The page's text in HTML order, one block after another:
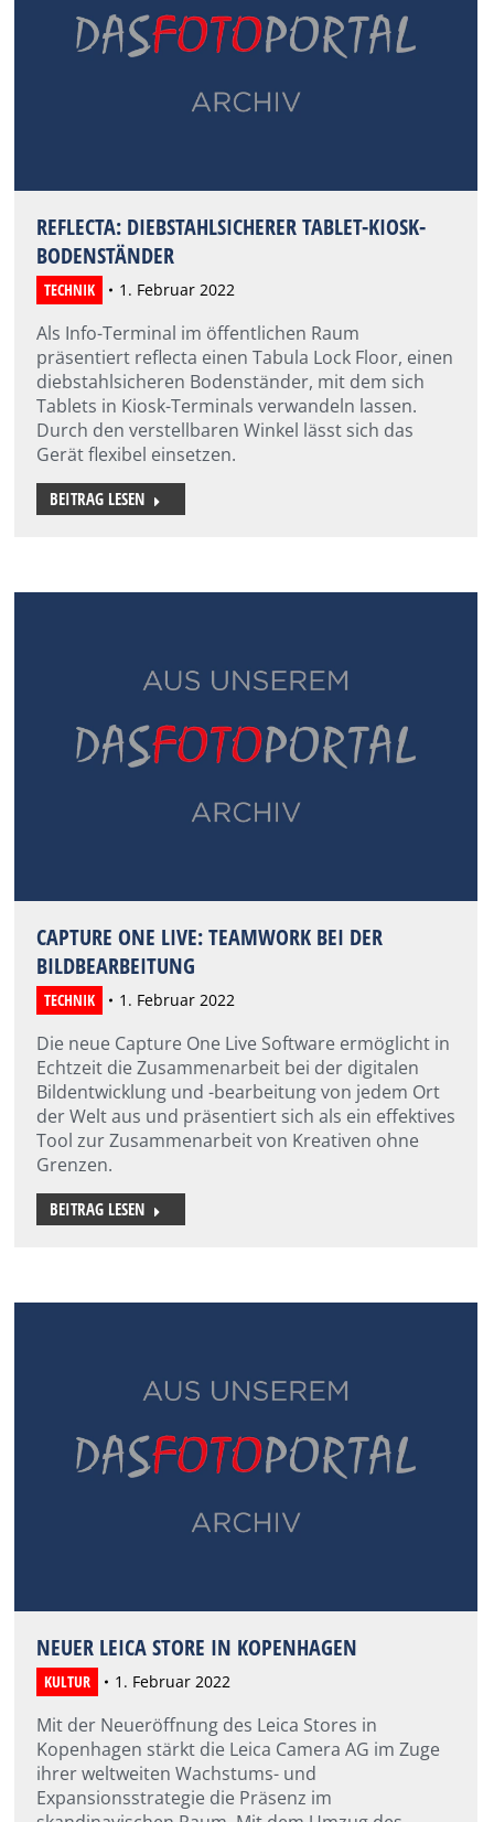
REFLECTA: DIEBSTAHLSICHERER TABLET-KIOSK-
BODENSTÄNDER
TECHNIK 1. Februar 2022
Als Info-Terminal im öffentlichen Raum
präsentiert reflecta einen Tabula Lock Floor, einen
diebstahlsicheren Bodenständer, mit dem sich
Tablets in Kiosk-Terminals verwandeln lassen.
Durch den verstellbaren Winkel lässt sich das
Gerät flexibel einsetzen.
BEITRAG LESEN
CAPTURE ONE LIVE: TEAMWORK BEI DER
BILDBEARBEITUNG
TECHNIK 1. Februar 2022
Die neue Capture One Live Software ermöglicht in
Echtzeit die Zusammenarbeit bei der digitalen
Bildentwicklung und -bearbeitung von jedem Ort
der Welt aus und präsentiert sich als ein effektives
Tool zur Zusammenarbeit von Kreativen ohne
Grenzen.
BEITRAG LESEN
NEUER LEICA STORE IN KOPENHAGEN
KULTUR 1. Februar 2022
Mit der Neueröffnung des Leica Stores in
Kopenhagen stärkt die Leica Camera AG im Zuge
ihrer weltweiten Wachstums- und
Expansionsstrategie die Präsenz im